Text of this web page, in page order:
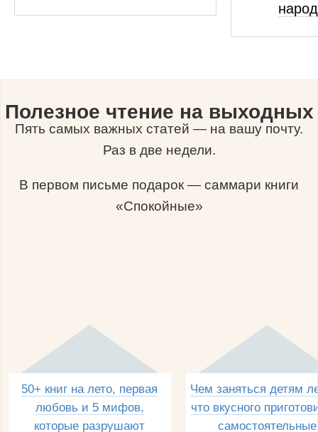
Полезное чтение на выходных
Пять самых важных статей — на вашу почту.
Раз в две недели.
В первом письме подарок — саммари книги
«Спокойные»
50+ книг на лето, первая
любовь и 5 мифов,
которые разрушают
Чем заняться детям
что вкусного
самостоятельные